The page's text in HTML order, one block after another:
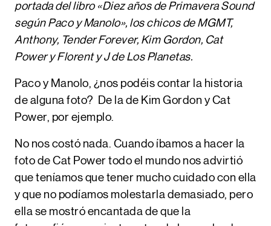
portadadel libro «Diez años de Primavera Sound
según Paco y Manolo», los chicos de MGMT,
Anthony, Tender Forever, Kim Gordon, Cat
Powery Florent y J de Los Planetas.
Paco y Manolo, ¿nos podéis contar la historia
de alguna foto? De la de Kim Gordon y Cat
Power, por ejemplo.
No nos costó nada. Cuando íbamos a hacer la
foto de Cat Power todo el mundo nos advirtió
que teníamos que tener mucho cuidado con ella
y que no podíamos molestarla demasiado, pero
ella se mostró encantada de que la